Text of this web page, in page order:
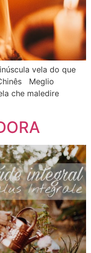
vela do que
Meglio
che maledire